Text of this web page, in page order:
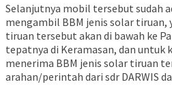
Selanjutnya mobil tersebut sudah
mengambil BBM jenis solar tiruan,
tiruan tersebut akan di bawah ke
tepatnya di Keramasan, dan untuk
menerima BBM jenis solar tiruan
arahan/perintah dari sdr DARWIS